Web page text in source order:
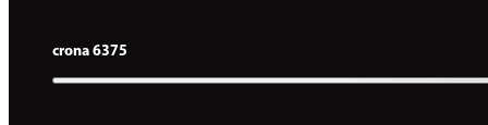
crona 6375